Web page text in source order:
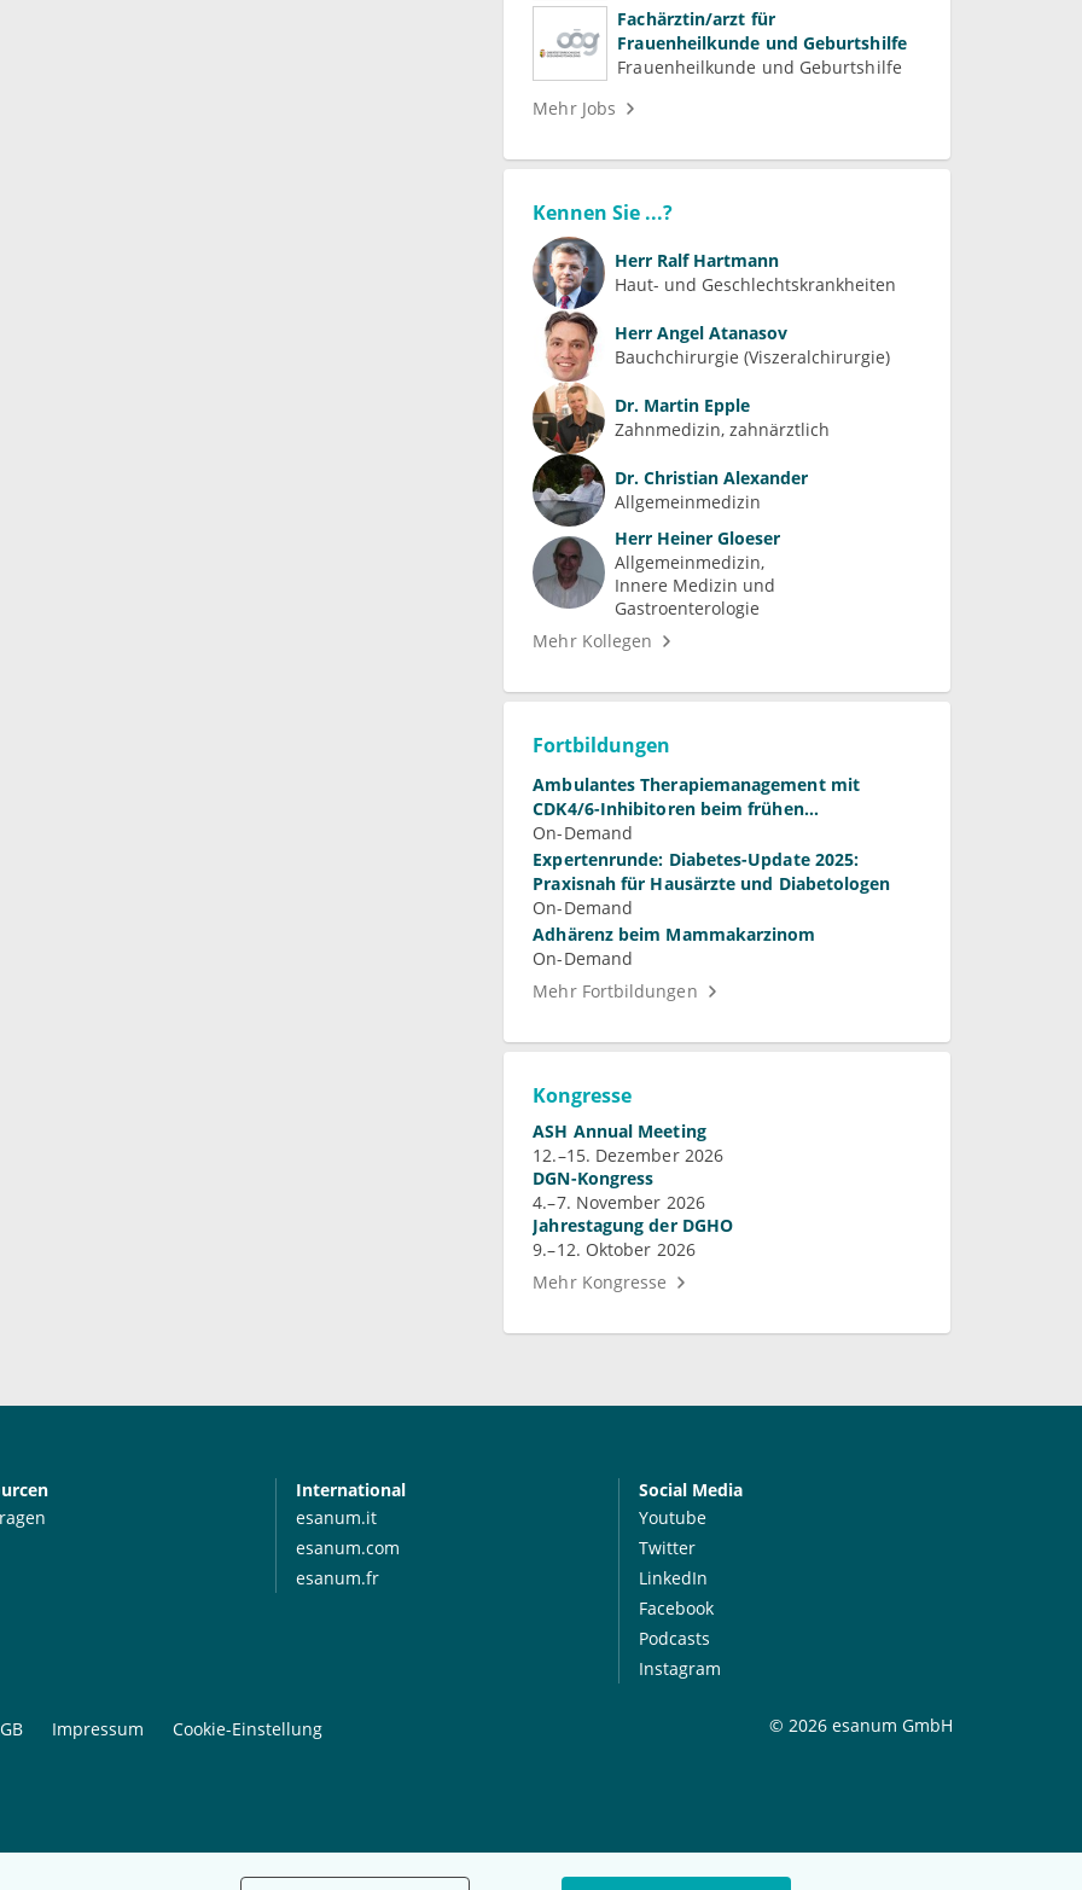
Fachärztin/arzt für
Frauenheilkunde und Geburtshilfe
Frauenheilkunde und Geburtshilfe
Mehr Jobs
Kennen Sie ...?
Herr Ralf Hartmann
Haut- und Geschlechtskrankheiten
Herr Angel Atanasov
Bauchchirurgie (Viszeralchirurgie)
Dr. Martin Epple
Zahnmedizin, zahnärztlich
Dr. Christian Alexander
Allgemeinmedizin
Herr Heiner Gloeser
Allgemeinmedizin
Innere Medizin und
Gastroenterologie
Mehr Kollegen
Fortbildungen
Ambulantes Therapiemanagement mit
CDK4/6-Inhibitoren beim frühen
Mammakarzinom
On-Demand
Expertenrunde: Diabetes-Update 2025:
Praxisnah für Hausärzte und Diabetologen
On-Demand
Adhärenz beim Mammakarzinom
On-Demand
Mehr Fortbildungen
Kongresse
ASH Annual Meeting
12.–15. Dezember 2026
DGN-Kongress
4.–7. November 2026
Jahrestagung der DGHO
9.–12. Oktober 2026
Mehr Kongresse
International
esanum.it
esanum.com
esanum.fr
Social Media
Youtube
Twitter
LinkedIn
Facebook
Podcasts
Instagram
Impressum Cookie-Einstellung © 2026 esanum GmbH